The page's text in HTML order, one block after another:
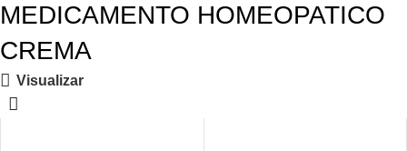
MEDICAMENTO HOMEOPATICO
CREMA
Visualizar